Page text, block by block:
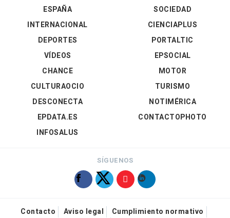
ESPAÑA
INTERNACIONAL
DEPORTES
VÍDEOS
SOCIEDAD
CIENCIAPLUS
PORTALTIC
EPSOCIAL
CHANCE
CULTURAOCIO
DESCONECTA
EPDATA.ES
INFOSALUS
MOTOR
TURISMO
NOTIMÉRICA
CONTACTOPHOTO
SÍGUENOS
Contacto Aviso legal
Cumplimiento normativo